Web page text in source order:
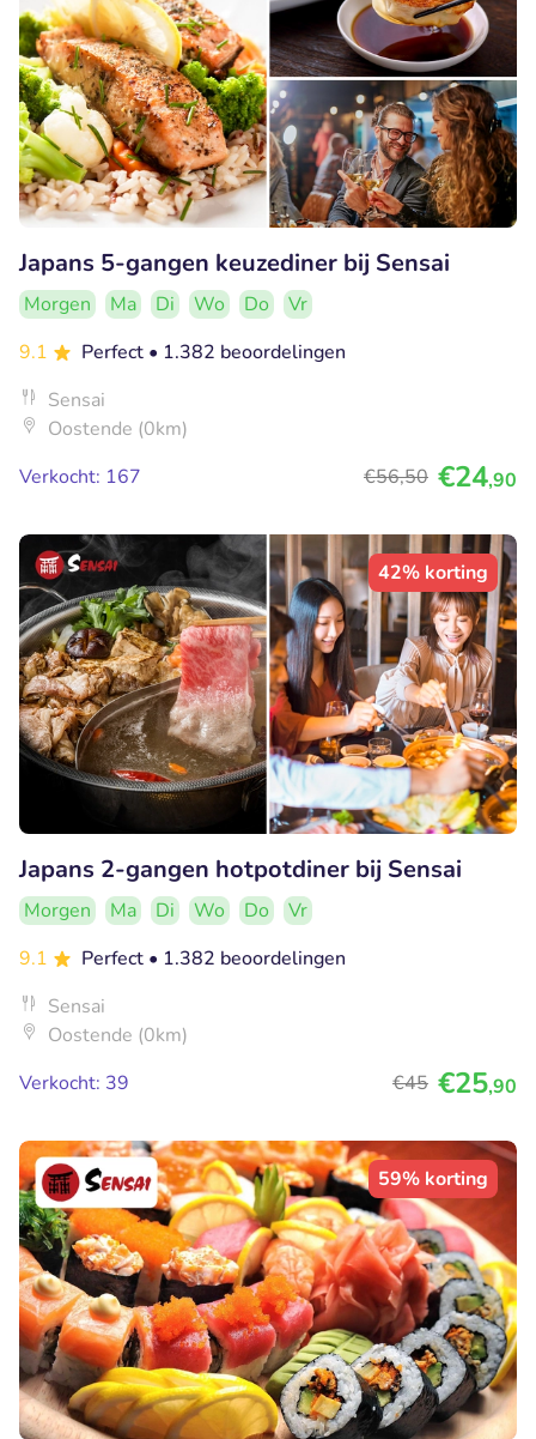
Japans 5-gangen keuzediner bij Sensai
Morgen Ma Di Wo Do
Vr
9.1
Perfect • 1.382 beoordelingen
Sensai
Oostende (0km)
Verkocht: 167
€56,50 €24,90
42% korting
Japans 2-gangen hotpotdiner bij Sensai
Morgen Ma Di Wo Do
Vr
9.1
Perfect • 1.382 beoordelingen
Sensai
Oostende (0km)
Verkocht: 39
€45 €25,90
59% korting